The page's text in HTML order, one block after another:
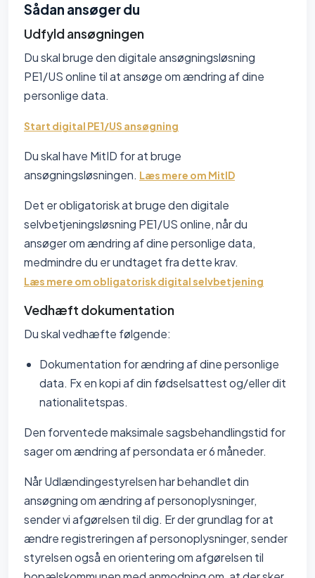
Sådan ansøger du
Udfyld ansøgningen
Du skal bruge den digitale ansøgningsløsning
PE1/US online til at ansøge om ændring af dine
personlige data.
Start digital PE1/US ansøgning
Du skal have MitID for at bruge
ansøgningsløsningen. Læs mere om MitID
Det er obligatorisk at bruge den digitale
selvbetjeningsløsning PE1/US online, når du
ansøger om ændring af dine personlige data,
medmindre du er undtaget fra dette krav.
Læs mere om obligatorisk digital selvbetjening
Vedhæft dokumentation
Du skal vedhæfte følgende:
Dokumentation for ændring af dine personlige
data. Fx en kopi af din fødselsattest og/eller dit
nationalitetspas.
Den forventede maksimale sagsbehandlingstid for
sager om ændring af persondata er 6 måneder.
Når Udlændingestyrelsen har behandlet din
ansøgning om ændring af personoplysninger,
sender vi afgørelsen til dig. Er der grundlag for at
ændre registreringen af personoplysninger, sender
styrelsen også en orientering om afgørelsen til